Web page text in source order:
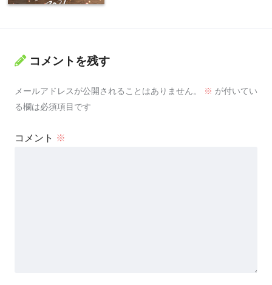
コメントを残す
メールアドレスが公開されることはありません。 ※ が付いてい
る欄は必須項目です
コメント ※